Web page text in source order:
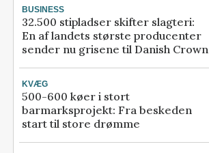
BUSINESS
32.500 stipladser skifter slagteri:
En af landets største producenter
sender nu grisene til Danish Crown
KVÆG
500-600 køer i stort
barmarksprojekt: Fra beskeden
start til store drømme